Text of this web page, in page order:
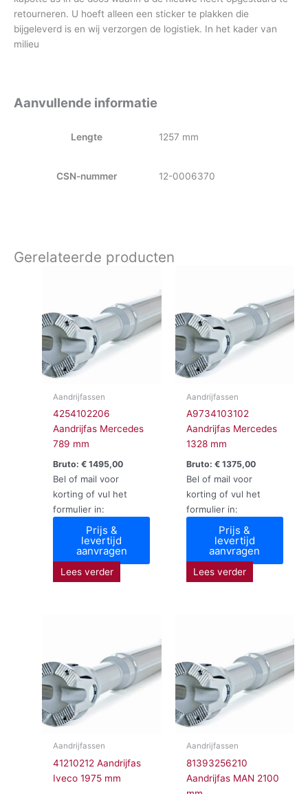
retourneren. U hoeft alleen een sticker te plakken die
bijgeleverd is en wij verzorgen de logistiek. In het kader van
milieu
Aanvullende informatie
Lengte 1257 mm
CSN-nummer 12-0006370
Gerelateerde producten
Aandrijfassen
4254102206
Aandrijfas Mercedes
789 mm
Bruto:€ 1495,00
Bel of mail voor
korting of vul het
formulier in:
Prijs &
levertijd
aanvragen
Lees verder
Aandrijfassen
A9734103102
Aandrijfas Mercedes
1328 mm
Bruto: €1375,00
Bel of mail voor
korting of vul het
formulier in:
Prijs &
levertijd
aanvragen
Lees verder
Aandrijfassen
41210212 Aandrijfas
Iveco 1975 mm
Aandrijfassen
81393256210
Aandrijfas MAN 2100